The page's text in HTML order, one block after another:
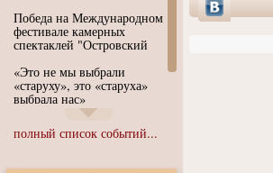
Победа на Международном
фестивале камерных
спектаклей "Островский
«Это не мы выбрали
«старуху», это «старуха»
выбрала нас»
Иммерсивный спектакль
"Язык чистого полета
полный список событий...